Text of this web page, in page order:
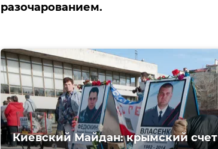
разочарованием.
Киевский Майдан: крымский счет